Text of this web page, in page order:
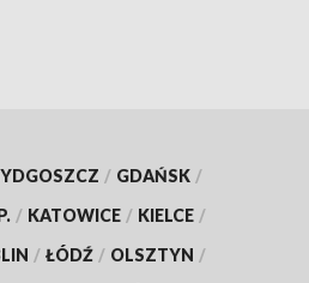
/ GDAŃSK /
/ KATOWICE / KIELCE /
/ ŁÓDŹ / OLSZTYN /